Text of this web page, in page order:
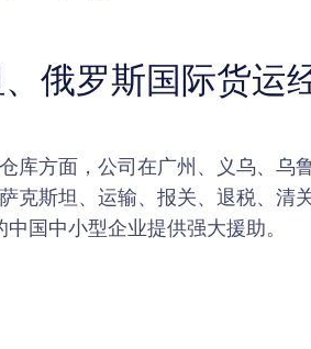
俄罗斯国际货运
方面，公司在广州、义乌、乌
斯坦、运输、报关、退税、清
国中小型企业提供强大援助。